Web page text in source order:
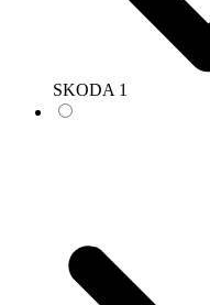
SKODA 1